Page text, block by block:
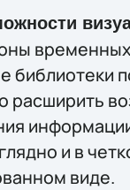
библиотеки
расширить
и в
виде.